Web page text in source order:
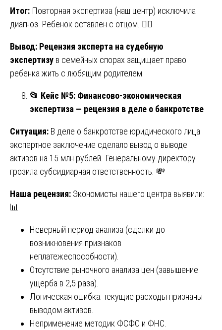
Итог: Повторная экспертиза (наш центр) исключила
диагноз. Ребенок оставлен с отцом. 👨‍⚖️
Вывод: Рецензия эксперта на судебную
экспертизу в семейных спорах защищает право
ребенка жить с любящим родителем.
📂 Кейс №5: Финансово-экономическая
экспертиза — рецензия в деле о банкротстве
Ситуация: В деле о банкротстве юридического лица
экспертное заключение сделало вывод о выводе
активов на 15 млн рублей. Генеральному директору
грозила субсидиарная ответственность. 💸
Наша рецензия: Экономисты нашего центра выявили:
📊
Неверный период анализа (сделки до
возникновения признаков
неплатежеспособности).
Отсутствие рыночного анализа цен (завышение
ущерба в 2,5 раза).
Логическая ошибка: текущие расходы признаны
выводом активов.
Неприменение методик ФСФО и ФНС.